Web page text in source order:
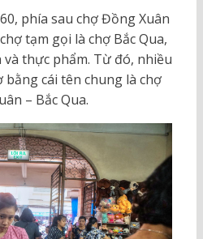
phía sau chợ Đồng Xuân
tạm gọi là chợ Bắc Qua,
thực phẩm. Từ đó, nhiều
bằng cái tên chung là chợ
– Bắc Qua.